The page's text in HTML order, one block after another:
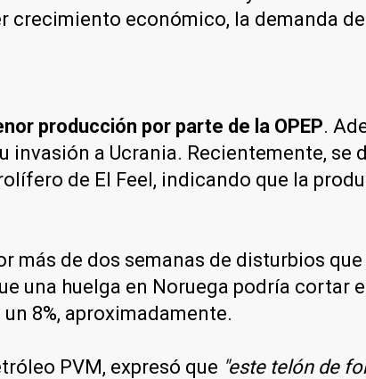
crecimiento económico, la demanda
producción por parte de la OPEP.
a Ucrania. Recientemente, se
de El Feel, indicando que la
más de dos semanas de disturbios
una huelga en Noruega podría cortar
8%, aproximadamente.
PVM, expresó que "este telón de